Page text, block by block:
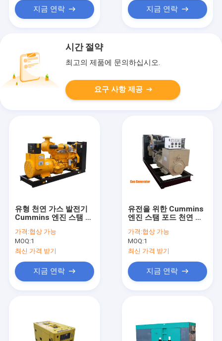
지금 연락 지금 연락
시간 절약
최고의 제품에 문의하십시오.
요구 사항 제공
유형 천연 가스 발전기
Cummins 엔진 스탬 포
가격:협상 가능
MOQ:1
최신 가격 받기
지금 연락
유전을 위한 Cummins
엔진 스탬 포드 천연 가
가격:협상 가능
MOQ:1
최신 가격 받기
지금 연락